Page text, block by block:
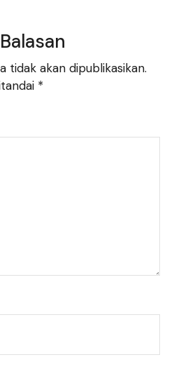
tidak akan dipublikasikan.
*